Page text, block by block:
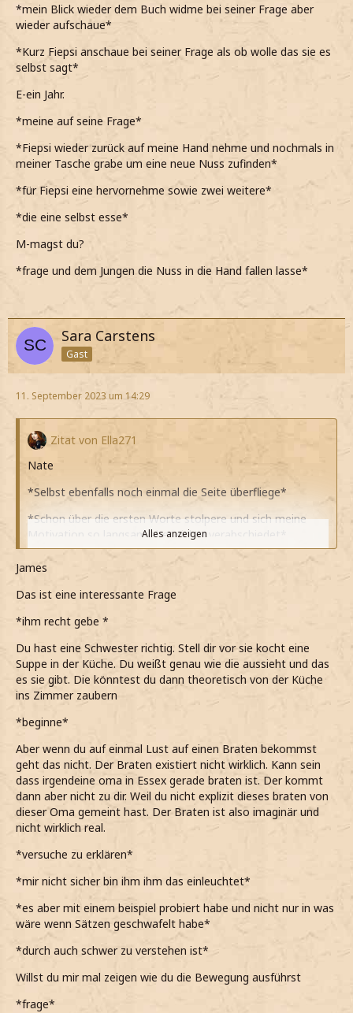
*mein Blick wieder dem Buch widme bei seiner Frage aber
wieder aufschaue*
*Kurz Fiepsi anschaue bei seiner Frage als ob wolle das sie es
selbst sagt*
E-ein Jahr.
*meine auf seine Frage*
*Fiepsi wieder zurück auf meine Hand nehme und nochmals in
meiner Tasche grabe um eine neue Nuss zufinden*
*für Fiepsi eine hervornehme sowie zwei weitere*
*die eine selbst esse*
M-magst du?
*frage und dem Jungen die Nuss in die Hand fallen lasse*
Sara Carstens
Gast
11. September 2023 um 14:29
Zitat von Ella271
Nate
*Selbst ebenfalls noch einmal die Seite überfliege*
*Schon über die ersten Worte stolpere und sich meine
Motivation so langsam aber sicher verabschiedet*
Hauptsächlich wie die Gesetzmäßigkeiten miteinander
zusammenhängen
*Auf seine Frage hin antworte*
Hier zum Beispiel steht, dass man Essen nicht aus dem
Nichts heraufbeschwören kann
*Auf einen Abschnitt im Buch deute*
Aber in Verwandlung haben wir neuerdings begonnen,
andere Dinge heraufzubeschwören
*Weiter ausführe*
Warum ist ausgerechnet Essen die Ausnahme?
*Mir das nur schwerlich vorstellen kann*
*Immerhin alles mögliche heraufbeschwören könnte,
ist*
*Dann auf einen Abschnitt weiter unten deute*
Und hier
Ist ein Beispielzauber aufgeführt, aber den bekomme ich
nicht richtig hin
Alles anzeigen
James
Das ist eine interessante Frage
*ihm recht gebe *
Du hast eine Schwester richtig. Stell dir vor sie kocht eine
Suppe in der Küche. Du weißt genau wie die aussieht und das
es sie gibt. Die könntest du dann theoretisch von der Küche
ins Zimmer zaubern
*beginne*
Aber wenn du auf einmal Lust auf einen Braten bekommst
geht das nicht. Der Braten existiert nicht wirklich. Kann sein
dass irgendeine oma in Essex gerade braten ist. Der kommt
dann aber nicht zu dir. Weil du nicht explizit dieses braten von
dieser Oma gemeint hast. Der Braten ist also imaginär und
nicht wirklich real.
*versuche zu erklären*
*mir nicht sicher bin ihm ihm das einleuchtet*
*es aber mit einem beispiel probiert habe und nicht nur in was
wäre wenn Sätzen geschwafelt habe*
*durch auch schwer zu verstehen ist*
Willst du mir mal zeigen wie du die Bewegung ausführst
*frage*